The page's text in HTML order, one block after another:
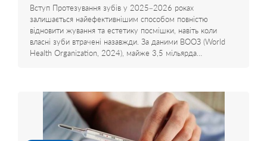
Вступ Протезування зубів у 2025–2026 роках
залишається найефективнішим способом повністю
відновити жування та естетику посмішки, навіть коли
власні зуби втрачені назавжди. За даними ВООЗ (World
Health Organization, 2024), майже 3,5 мільярда…